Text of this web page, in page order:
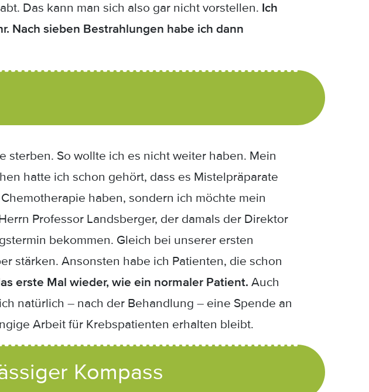
Das kann man sich also gar nicht vorstellen. Ich
Nach sieben Bestrahlungen habe ich dann
sterben. So wollte ich es nicht weiter haben. Mein
hatte ich schon gehört, dass es Mistelpräparate
haben, sondern ich möchte mein
Professor Landsberger, der damals der Direktor
bekommen. Gleich bei unserer ersten
stärken. Ansonsten habe ich Patienten, die schon
erste Mal wieder, wie ein normaler Patient. Auch
natürlich – nach der Behandlung – eine Spende an
Arbeit für Krebspatienten erhalten bleibt.
Kompass